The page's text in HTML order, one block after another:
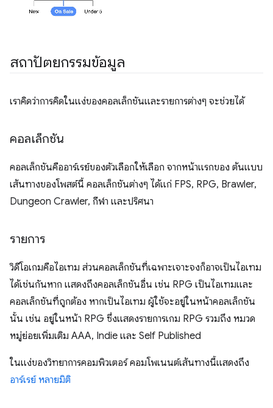
สถาปัตยกรรมข้อมูล
เราคิดว่าการคิดในแง่ของคอลเล็กชันและรายการต่างๆ จะช่วยได้
คอลเล็กชัน
คอลเล็กชันคืออาร์เรย์ของตัวเลือกให้เลือก จากหน้าแรกของ ต้นแบบ
เส้นทางของโพสต์นี้ คอลเล็กชันต่างๆ ได้แก่ FPS, RPG, Brawler,
Dungeon Crawler, กีฬา และปริศนา
รายการ
วิดีโอเกมคือไอเทม ส่วนคอลเล็กชันที่เฉพาะเจาะจงก็อาจเป็นไอเทม
ได้เช่นกันหาก แสดงถึงคอลเล็กชันอื่น เช่น RPG เป็นไอเทมและ
คอลเล็กชันที่ถูกต้อง หากเป็นไอเทม ผู้ใช้จะอยู่ในหน้าคอลเล็กชัน
นั้น เช่น อยู่ในหน้า RPG ซึ่งแสดงรายการเกม RPG รวมถึง หมวด
หมู่ย่อยเพิ่มเติม AAA, Indie และ Self Published
ในแง่ของวิทยาการคอมพิวเตอร์ คอมโพเนนต์เส้นทางนี้แสดงถึง
อาร์เรย์ หลายมิติ